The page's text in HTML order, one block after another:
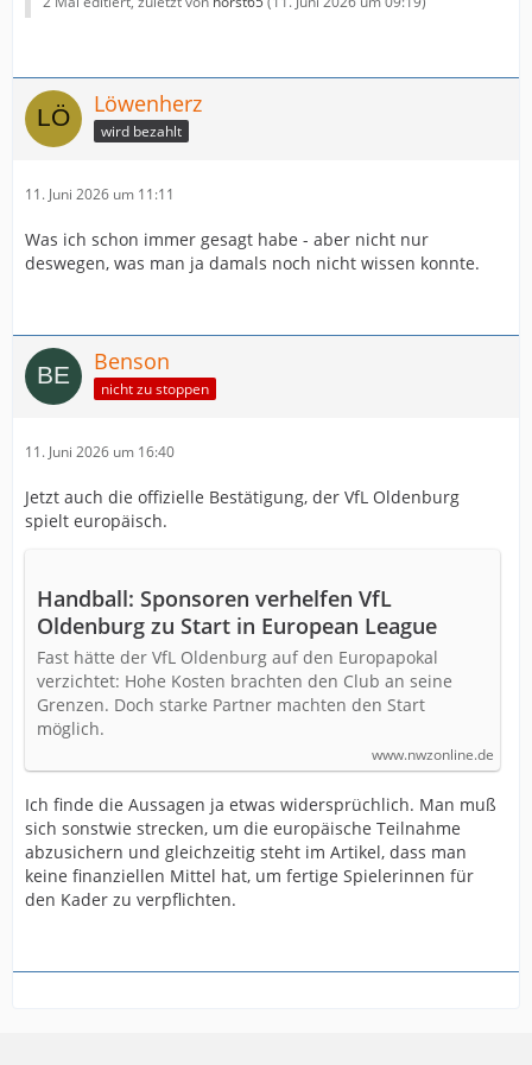
Löwenherz
wird bezahlt
11. Juni 2026 um 11:11
Was ich schon immer gesagt habe - aber nicht nur
deswegen, was man ja damals noch nicht wissen konnte.
Benson
nicht zu stoppen
11. Juni 2026 um 16:40
Jetzt auch die offizielle Bestätigung, der VfL Oldenburg
spielt europäisch.
Handball: Sponsoren verhelfen VfL
Oldenburg zu Start in European League
Fast hätte der VfL Oldenburg auf den Europapokal
verzichtet: Hohe Kosten brachten den Club an seine
Grenzen. Doch starke Partner machten den Start
möglich.
www.nwzonline.de
Ich finde die Aussagen ja etwas widersprüchlich. Man muß
sich sonstwie strecken, um die europäische Teilnahme
abzusichern und gleichzeitig steht im Artikel, dass man
keine finanziellen Mittel hat, um fertige Spielerinnen für
den Kader zu verpflichten.